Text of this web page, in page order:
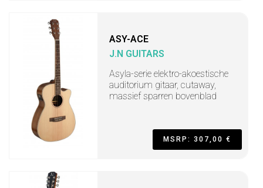
ASY-ACE
J.N GUITARS
Asyla-serie elektro-akoestische
auditorium gitaar, cutaway,
massief sparren bovenblad
MSRP: 307,00 €